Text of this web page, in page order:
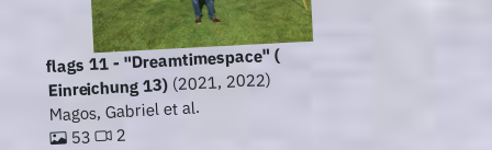
flags 11 - "Dreamtimespace" (
Einreichung 13)(2021, 2022)
Magos, Gabriel et al.
53 2